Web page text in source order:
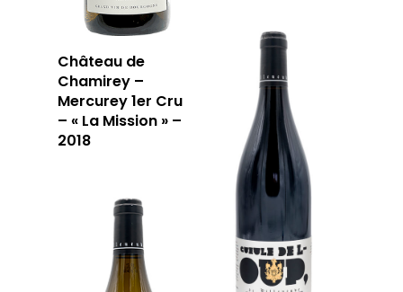
Château de
Chamirey –
Mercurey 1er Cru
– « La Mission » –
2018